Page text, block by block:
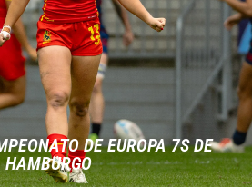
DE EUROPA 7S DE
HAMBURGO